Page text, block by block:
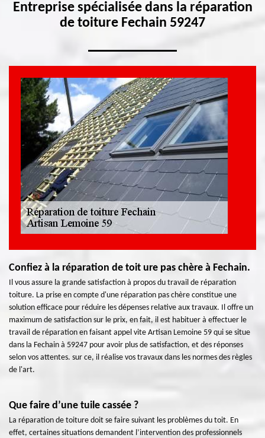
Entreprise spécialisée dans la réparation
de toiture Fechain 59247
Confiez à la réparation de toit ure pas chère à Fechain.
Il vous assure la grande satisfaction à propos du travail de réparation
toiture. La prise en compte d'une réparation pas chère constitue une
solution efficace pour réduire les dépenses relative aux travaux. Il offre un
maximum de satisfaction sur le prix, en fait, il est habituer à effectuer le
travail de réparation en faisant appel vite Artisan Lemoine 59 qui se situe
dans la Fechain à 59247 pour avoir plus de satisfaction, et des réponses
selon vos attentes. sur ce, il réalise vos travaux dans les normes des règles
de l'art.
Que faire d’une tuile cassée ?
La réparation de toiture doit se faire suivant les problèmes du toit. En
effet, certaines situations demandent l’intervention des professionnels